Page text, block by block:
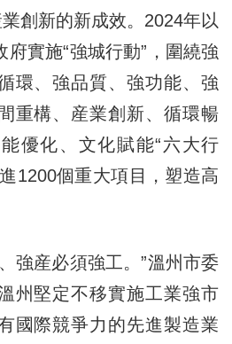
創新的新成效。2024年以
實施“強城行動”，圍繞強
環、強品質、強功能、強
重構、産業創新、循環暢
優化、文化賦能“六大行
1200個重大項目，塑造高
産必須強工。”溫州市委
州堅定不移實施工業強市
國際競爭力的先進製造業